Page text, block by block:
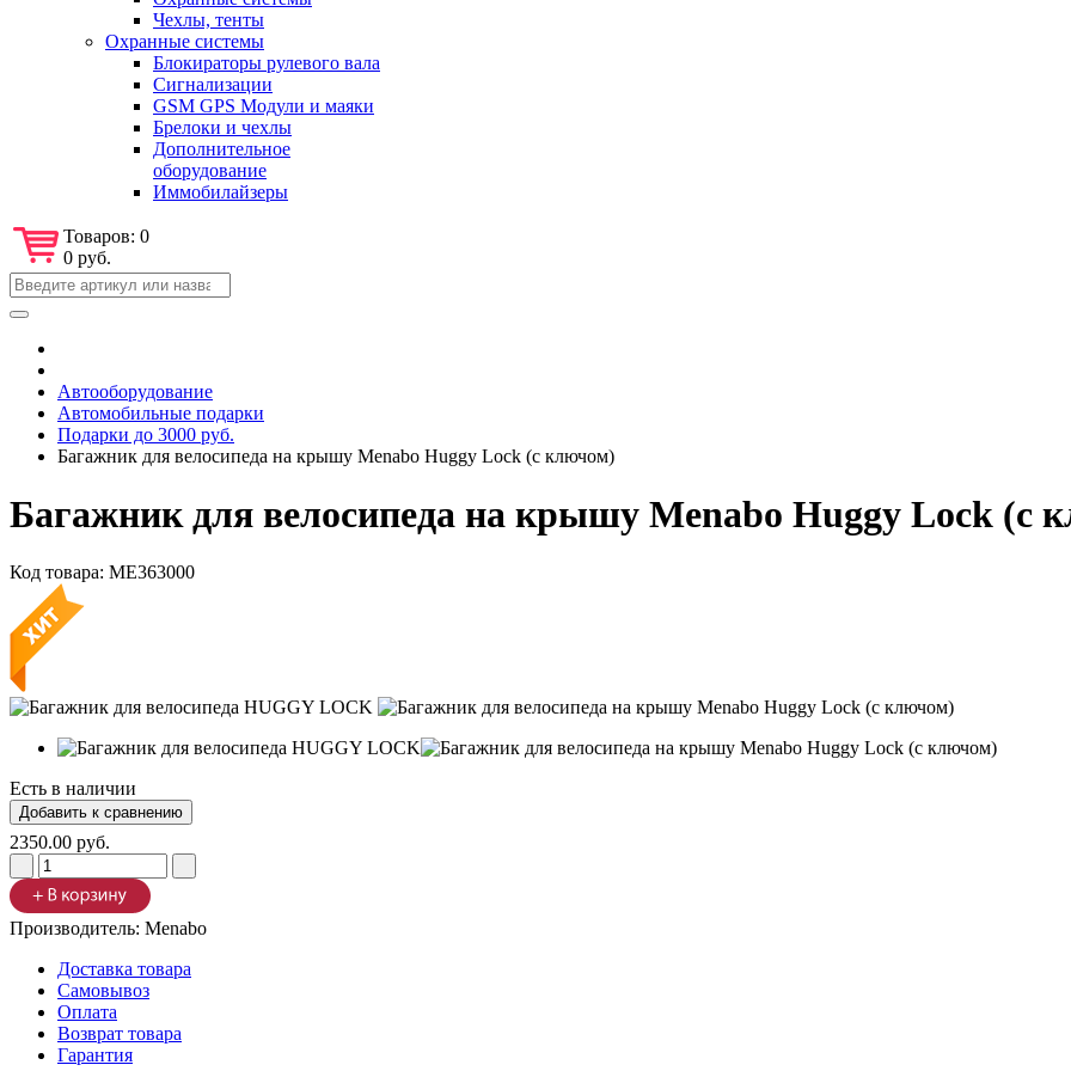
Чехлы, тенты
Охранные системы
Блокираторы рулевого вала
Сигнализации
GSM GPS Модули и маяки
Брелоки и чехлы
Дополнительное
оборудование
Иммобилайзеры
Товаров: 0
0 руб.
Автооборудование
Автомобильные подарки
Подарки до 3000 руб.
Багажник для велосипеда на крышу Menabo Huggy Lock (с ключом)
Багажник для велосипеда на крышу Menabo Huggy Lock (с
Код товара: ME363000
Есть в наличии
2350.00 руб.
Производитель: Menabo
Доставка товара
Самовывоз
Оплата
Возврат товара
Гарантия